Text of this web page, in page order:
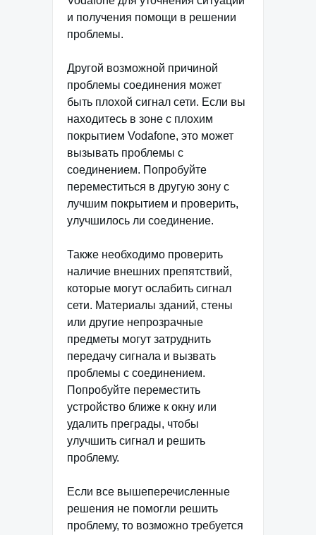
и получения помощи в решении
проблемы.
Другой возможной причиной
проблемы соединения может
быть плохой сигнал сети. Если вы
находитесь в зоне с плохим
покрытием Vodafone, это может
вызывать проблемы с
соединением. Попробуйте
переместиться в другую зону с
лучшим покрытием и проверить,
улучшилось ли соединение.
Также необходимо проверить
наличие внешних препятствий,
которые могут ослабить сигнал
сети. Материалы зданий, стены
или другие непрозрачные
предметы могут затруднить
передачу сигнала и вызвать
проблемы с соединением.
Попробуйте переместить
устройство ближе к окну или
удалить преграды, чтобы
улучшить сигнал и решить
проблему.
Если все вышеперечисленные
решения не помогли решить
проблему, то возможно требуется